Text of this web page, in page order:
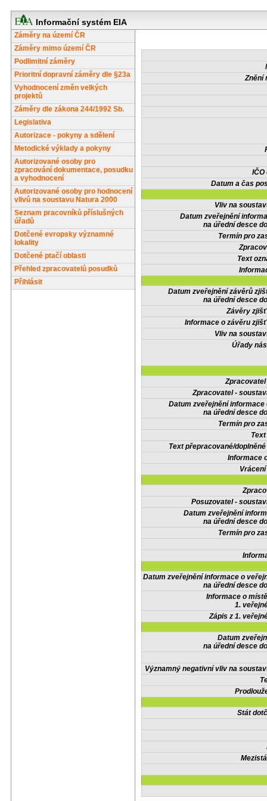
Informační systém EIA
Záměry na území ČR
Záměry mimo území ČR
Podlimitní záměry
Prioritní dopravní záměry dle §23a
Vyhodnocení změn velkých
projektů
Záměry dle zákona 244/1992 Sb.
Legislativa
Autorizace - pokyny a sdělení
Metodické výklady a pokyny
Autorizované osoby pro
zpracování dokumentace, posudku
a vyhodnocení
Autorizované osoby pro hodnocení
vlivů na soustavu Natura 2000
Seznam pracovníků příslušných
úřadů
Dotčené evropsky významné
lokality
Dotčené ptačí oblasti
Přehled zpracovatelů posudků
Přihlásit
Znění
IČO
Datum a čas
Vliv na
Datum zveřejnění
na úřední desce
Termín pro
Text
Datum zveřejnění závěrů
na úřední desce
Závěry
Informace o závěru
Vliv na
Úřady
Zpracovatel -
Datum zveřejnění informace
na úřední desce
Termín pro
Text přepracované/
Informace
Posuzovatel -
Datum zveřejnění
na úřední desce
Termín pro
Datum zveřejnění informace o
na úřední desce
Informace o
1.
Zápis z 1.
Datum
na úřední desce
Významný negativní vliv na
Stát